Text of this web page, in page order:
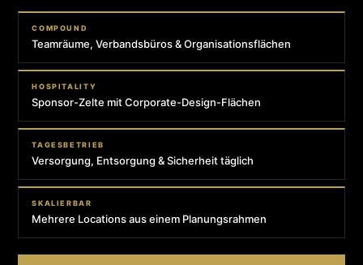
COMPOUND
Teamräume, Verbandsbüros & Organisationsflächen
HOSPITALITY
Sponsor-Zelte mit Corporate-Design-Flächen
TAGESBETRIEB
Versorgung, Entsorgung & Sicherheit täglich
SKALIERBAR
Mehrere Locations aus einem Planungsrahmen